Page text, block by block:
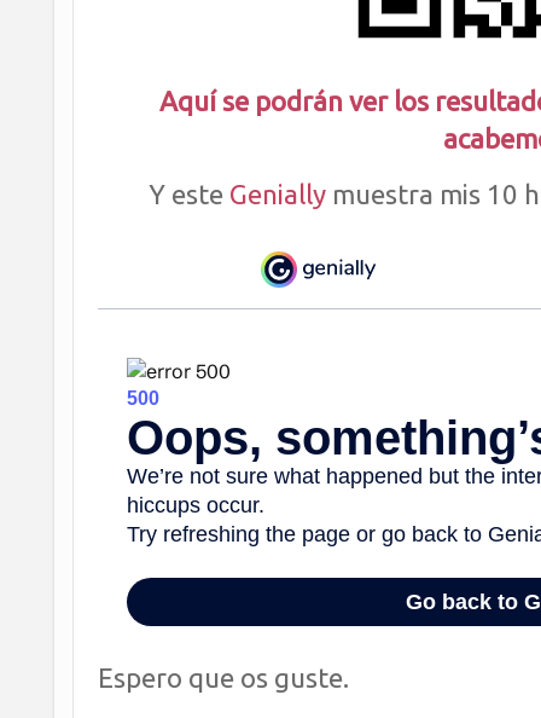
Aquí se podrán ver los
Y este Genially muestra mis 10
Espero que os guste.